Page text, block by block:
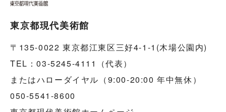
東京都現代美術館
〒135-0022 東京都江東区三好4-1-1(木場公園内)
TEL：03-5245-4111（代表）
またはハローダイヤル（9:00-20:00 年中無休）
050-5541-8600